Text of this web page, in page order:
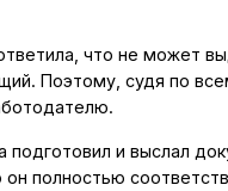
что не может
Поэтому, судя по
подготовил и выслал
он полностью